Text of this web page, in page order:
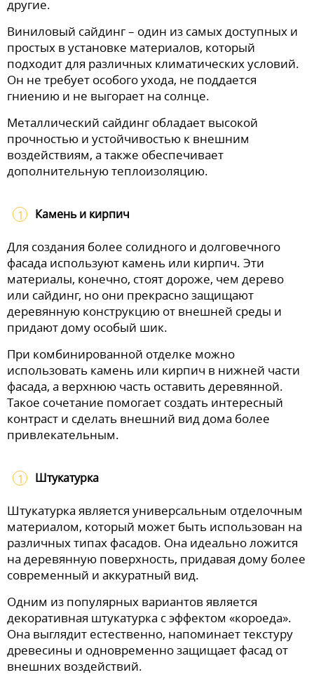
другие.
Виниловый сайдинг – один из самых доступных и
простых в установке материалов, который
подходит для различных климатических условий.
Он не требует особого ухода, не поддается
гниению и не выгорает на солнце.
Металлический сайдинг обладает высокой
прочностью и устойчивостью к внешним
воздействиям, а также обеспечивает
дополнительную теплоизоляцию.
Камень и кирпич
Для создания более солидного и долговечного
фасада используют камень или кирпич. Эти
материалы, конечно, стоят дороже, чем дерево
или сайдинг, но они прекрасно защищают
деревянную конструкцию от внешней среды и
придают дому особый шик.
При комбинированной отделке можно
использовать камень или кирпич в нижней части
фасада, а верхнюю часть оставить деревянной.
Такое сочетание помогает создать интересный
контраст и сделать внешний вид дома более
привлекательным.
Штукатурка
Штукатурка является универсальным отделочным
материалом, который может быть использован на
различных типах фасадов. Она идеально ложится
на деревянную поверхность, придавая дому более
современный и аккуратный вид.
Одним из популярных вариантов является
декоративная штукатурка с эффектом «короеда».
Она выглядит естественно, напоминает текстуру
древесины и одновременно защищает фасад от
внешних воздействий.